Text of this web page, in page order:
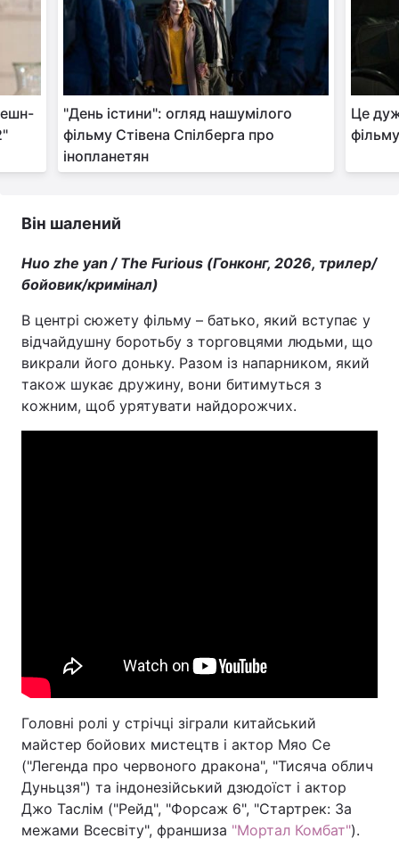
"День істини": огляд нашумілого
фільму Стівена Спілберга про
інопланетян
Це
Він шалений
Huo zhe yan / The Furious (Гонконг, 2026, трилер/
бойовик/кримінал)
В центрі сюжету фільму – батько, який вступає у
відчайдушну боротьбу з торговцями людьми, що
викрали його доньку. Разом із напарником, який
також шукає дружину, вони битимуться з
кожним, щоб урятувати найдорожчих.
Головні ролі у стрічці зіграли китайський
майстер бойових мистецтв і актор Мяо Се
("Легенда про червоного дракона", "Тисяча облич
Дуньцзя") та індонезійський дзюдоїст і актор
Джо Таслім ("Рейд", "Форсаж 6", "Стартрек: За
межами Всесвіту", франшиза "Мортал Комбат").